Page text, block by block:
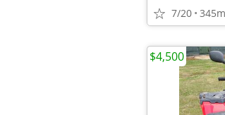
7/20
$4,500